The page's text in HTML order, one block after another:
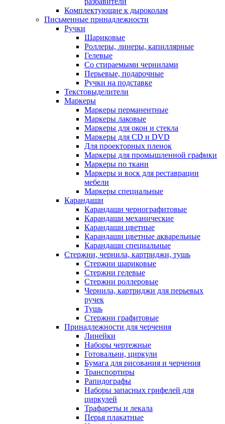
Комплектующие к дыроколам
Письменные принадлежности
Ручки
Шариковые
Роллеры, линеры, капиллярные
Гелевые
Со стираемыми чернилами
Перьевые, подарочные
Ручки на подставке
Текстовыделители
Маркеры
Маркеры перманентные
Маркеры лаковые
Маркеры для окон и стекла
Маркеры для CD и DVD
Для проекторных пленок
Маркеры для промышленной графики
Маркеры по ткани
Маркеры и воск для реставрации
мебели
Маркеры специальные
Карандаши
Карандаши чернографитовые
Карандаши механические
Карандаши цветные
Карандаши цветные акварельные
Карандаши специальные
Стержни, чернила, картриджи, тушь
Стержни шариковые
Стержни гелевые
Стержни роллеровые
Чернила, картриджи для перьевых
ручек
Тушь
Стержни графитовые
Принадлежности для черчения
Линейки
Наборы чертежные
Готовальни, циркули
Бумага для рисования и черчения
Транспортиры
Рапидографы
Наборы запасных грифелей для
циркулей
Трафареты и лекала
Перья плакатные